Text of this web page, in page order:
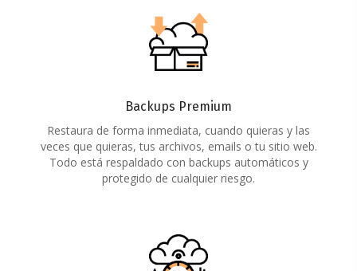
Backups Premium
Restaura de forma inmediata, cuando quieras y las
veces que quieras, tus archivos, emails o tu sitio web.
Todo está respaldado con backups automáticos y
protegido de cualquier riesgo.